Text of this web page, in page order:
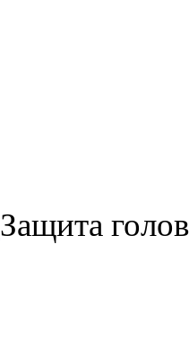
Защита